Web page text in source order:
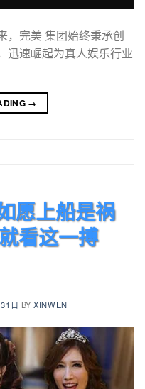
，完美 集团始终秉承创
迅速崛起为真人娱乐行业
→
愿上船是祸
看这一搏
日 BYXINWEN